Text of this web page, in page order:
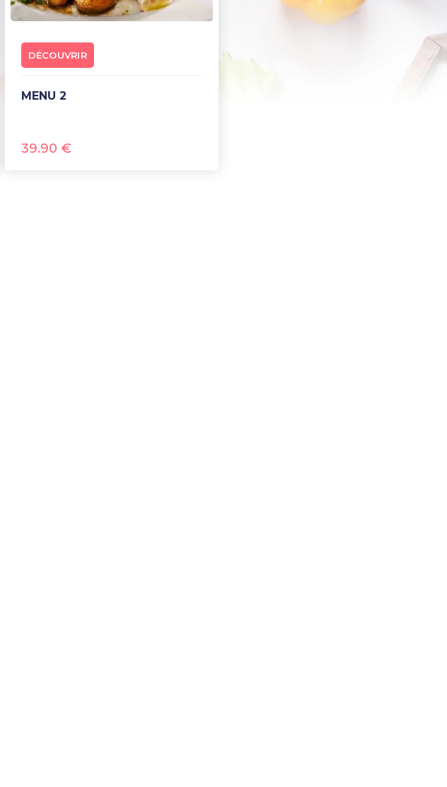
MENU 2
39.90 €
DÉCOUVRIR